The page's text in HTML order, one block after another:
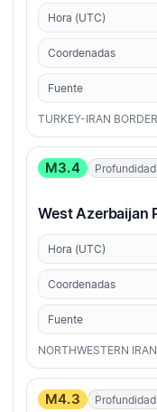
Hora (UTC)
Coordenadas
Fuente
TURKEY-IRAN
M3.4
West Azerbaijan
Hora (UTC)
Coordenadas
Fuente
NORTHWESTERN IRAN
M4.3